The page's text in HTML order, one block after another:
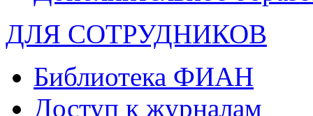
ДЛЯ СОТРУДНИКОВ
Библиотека ФИАН
Доступ к журналам